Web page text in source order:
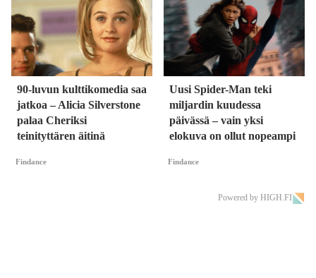
90-luvun kulttikomedia saa
jatkoa – Alicia Silverstone
palaa Cheriksi
teinityttären äitinä
Findance
Uusi Spider-Man teki
miljardin kuudessa
päivässä – vain yksi
elokuva on ollut nopeampi
Findance
Powered by HIGH.FI